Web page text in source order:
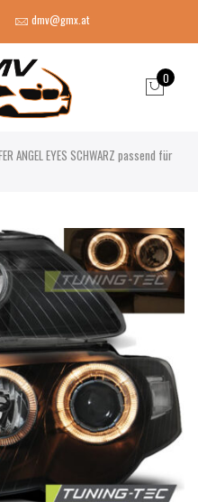
dmv@gmx.at
0
ANGEL EYES SCHWARZ passend für